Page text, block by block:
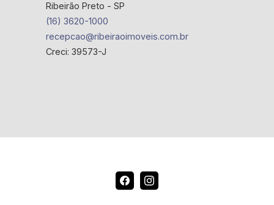
Ribeirão Preto - SP
(16) 3620-1000
recepcao@ribeiraoimoveis.com.br
Creci: 39573-J